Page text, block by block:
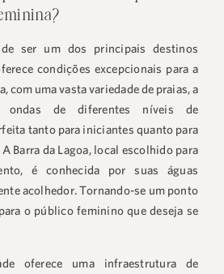
ser um dos principais destinos
condições excepcionais para a
com uma vasta variedade de praias, a
ondas de diferentes níveis de
tanto para iniciantes quanto para
Barra da Lagoa, local escolhido para
é conhecida por suas águas
acolhedor. Tornando-se um ponto
o público feminino que deseja se
oferece uma infraestrutura de